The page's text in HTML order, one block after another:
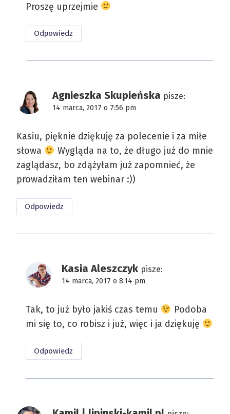
Proszę uprzejmie
Odpowiedz
Agnieszka Skupieńska pisze:
14 marca, 2017 o 7:56 pm
Kasiu, pięknie dziękuję za polecenie i za miłe
słowa
Wygląda na to, że długo już do mnie
zaglądasz, bo zdążyłam już zapomnieć, że
prowadziłam ten webinar :))
Odpowiedz
Kasia Aleszczyk pisze:
14 marca, 2017 o 8:14 pm
Tak, to już było jakiś czas temu
Podoba
mi się to, co robisz i już, więc i ja dziękuję
Odpowiedz